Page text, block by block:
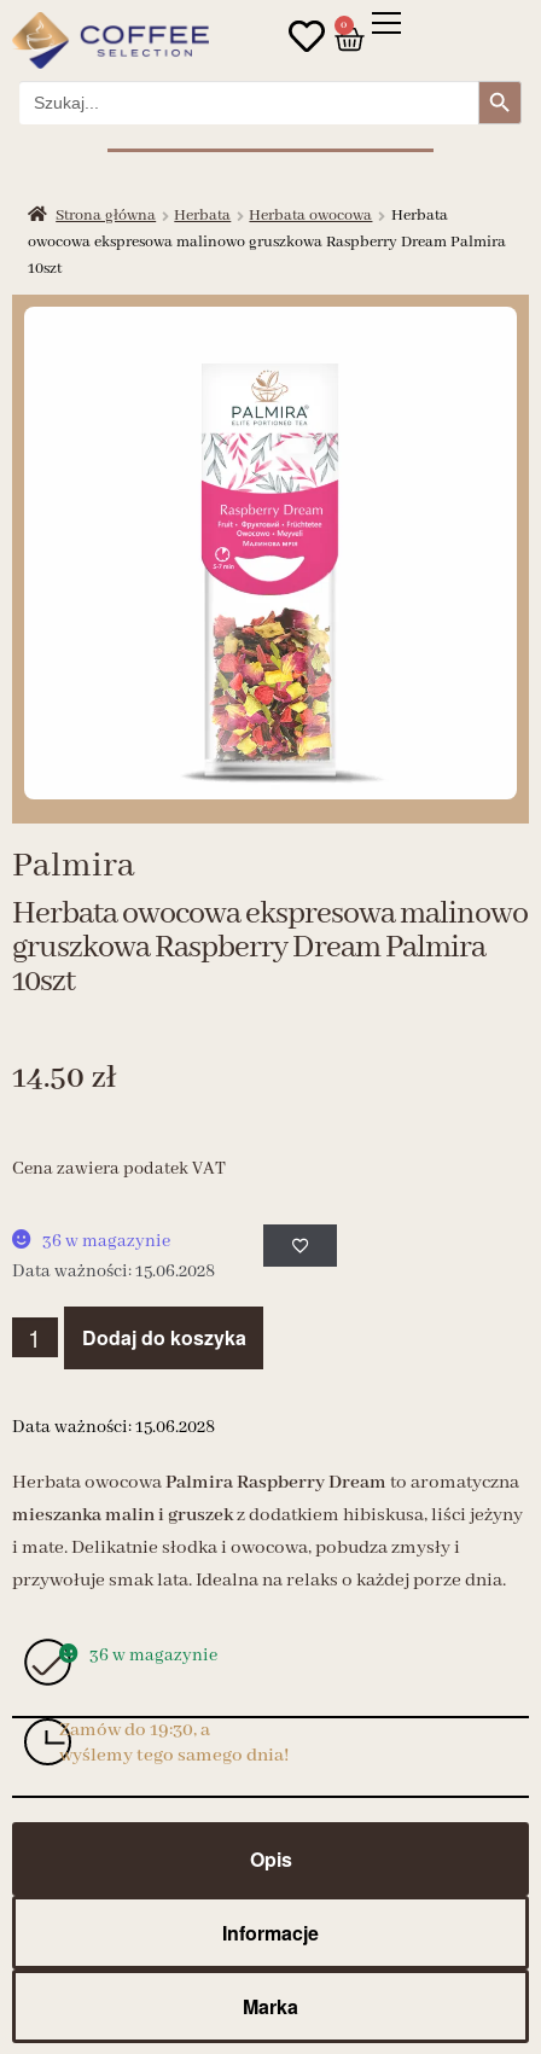
0
Search
for:
Search Button
Strona główna Herbata Herbata owocowa
Herbata
owocowa ekspresowa malinowo gruszkowa Raspberry Dream Palmira
10szt
Palmira
Herbata owocowa ekspresowa malinowo
gruszkowa Raspberry Dream Palmira
10szt
14.50 zł
Cena zawiera podatek VAT
36 w magazynie
Data ważności: 15.06.2028
Dodaj do koszyka
Data ważności: 15.06.2028
Herbata owocowaPalmira Raspberry Dream to aromatyczna
mieszanka malin i gruszekz dodatkiem hibiskusa, liści jeżyny
i mate. Delikatnie słodka i owocowa, pobudza zmysły i
przywołuje smak lata. Idealna na relaks o każdej porze dnia.
36 w magazynie
Zamów do 19:30, a
wyślemy tego samego dnia!
Opis
Informacje
Marka